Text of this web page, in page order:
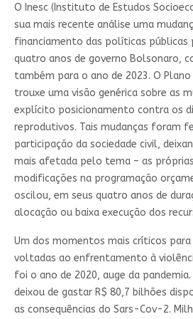
O Inesc (Instituto de Estudos
sua mais recente análise uma
financiamento das políticas públicas
quatro anos de governo Bolsonaro,
também para o ano de 2023. O
trouxe uma visão genérica sobre as
explícito posicionamento contra os
reprodutivos. Tais mudanças foram
participação da sociedade civil,
mais afetada pelo tema – as
modificações na programação
oscilou, em seus quatro anos de
alocação ou baixa execução dos
Um dos momentos mais críticos
voltadas ao enfrentamento à
foi o ano de 2020, auge da
deixou de gastar R$ 80,7 bilhões
as consequências do Sars-Cov-2.